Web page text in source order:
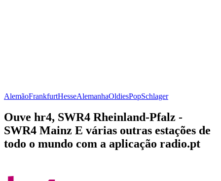
AlemãoFrankfurtHesseAlemanhaOldiesPopSchlager
Ouve hr4, SWR4 Rheinland-Pfalz -
SWR4 Mainz E várias outras estações de
todo o mundo com a aplicação radio.pt